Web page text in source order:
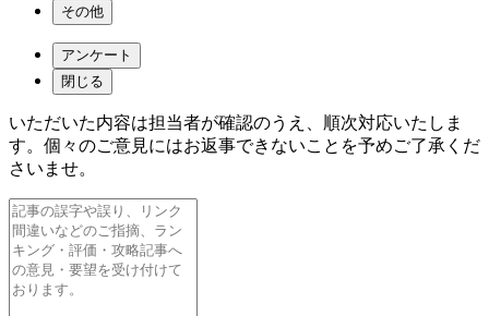
その他
アンケート
閉じる
いただいた内容は担当者が確認のうえ、順次対応いたしま
す。個々のご意見にはお返事できないことを予めご了承くだ
さいませ。